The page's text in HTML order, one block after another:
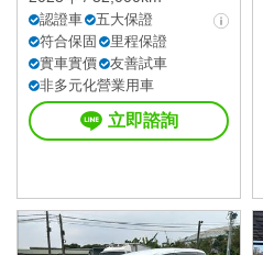
認證車
五大保證
符合保固
里程保證
實車實價
友善試車
非多元化營業用車
立即諮詢